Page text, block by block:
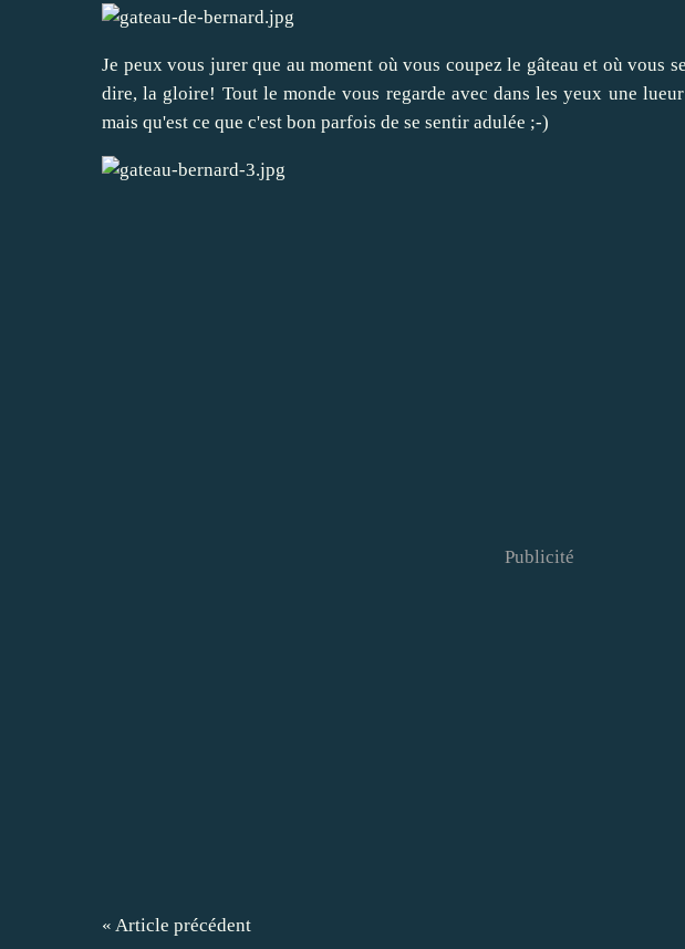
Je peux vous jurer que au moment où vous coupez le gâteau et où vous
dire, la gloire! Tout le monde vous regarde avec dans les yeux une
mais qu'est ce que c'est bon parfois de se sentir adulée ;-)
Publicité
« Article précédent